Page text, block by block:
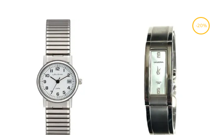
-20%
Alkuperäinen
hinta
oli:
119,00 €.
Nykyinen
hinta